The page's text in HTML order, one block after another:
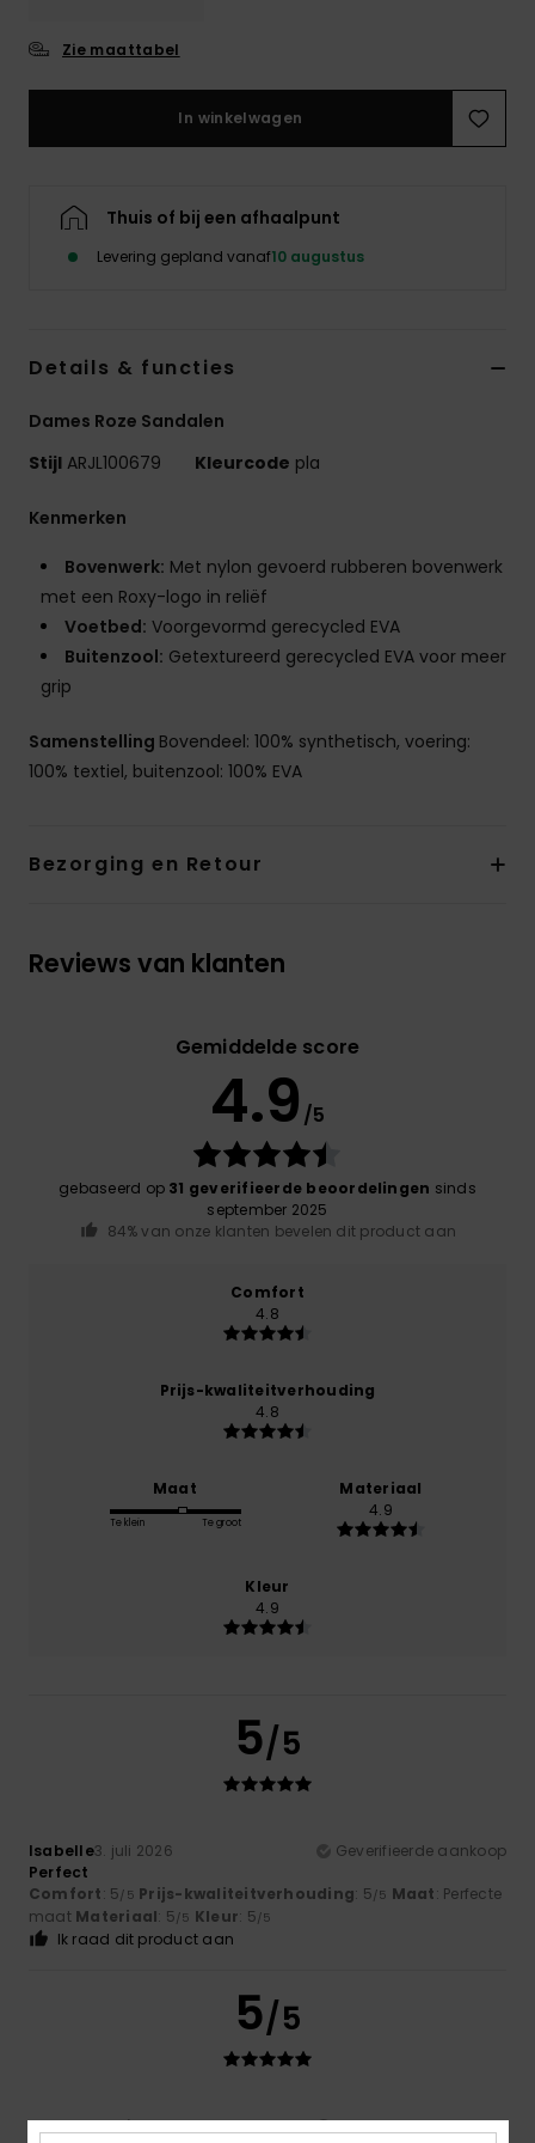
Kleding
Accessoires
Zie maattabel
In winkelwagen
Thuis of bij een afhaalpunt
Levering gepland vanaf10 augustus
Details & functies
Dames Roze Sandalen
Stijl ARJL100679 Kleurcode pla
Kenmerken
Bovenwerk: Met nylon gevoerd rubberen bovenwerk
met een Roxy-logo in reliëf
Voetbed: Voorgevormd gerecycled EVA
Buitenzool: Getextureerd gerecycled EVA voor meer
grip
Samenstelling Bovendeel: 100% synthetisch, voering:
100% textiel, buitenzool: 100% EVA
Bezorging en Retour
Reviews van klanten
Gemiddelde score
4.9 /5
gebaseerd op 31 geverifieerde beoordelingen sinds
september 2025
84% van onze klanten bevelen dit product aan
Comfort
4.8
Prijs-kwaliteitverhouding
4.8
Maat
Te klein Te groot
Materiaal
4.9
Kleur
4.9
5/5
Isabelle3. juli 2026
Geverifieerde aankoop
Perfect
Comfort: 5/5 Prijs-kwaliteitverhouding: 5/5 Maat: Perfecte
maat Materiaal: 5/5 Kleur: 5/5
Ik raad dit product aan
5/5
Gerardo Borja29. juni 2026
Geverifieerde aankoop